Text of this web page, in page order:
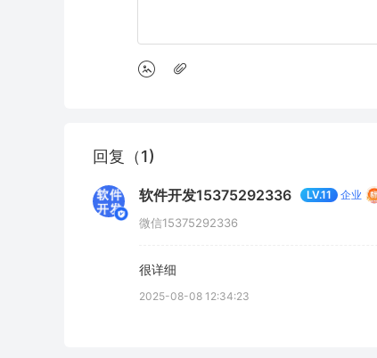
回复（1)
软件开发15375292336 LV.11 企业
微信15375292336
很详细
2025-08-08 12:34:23